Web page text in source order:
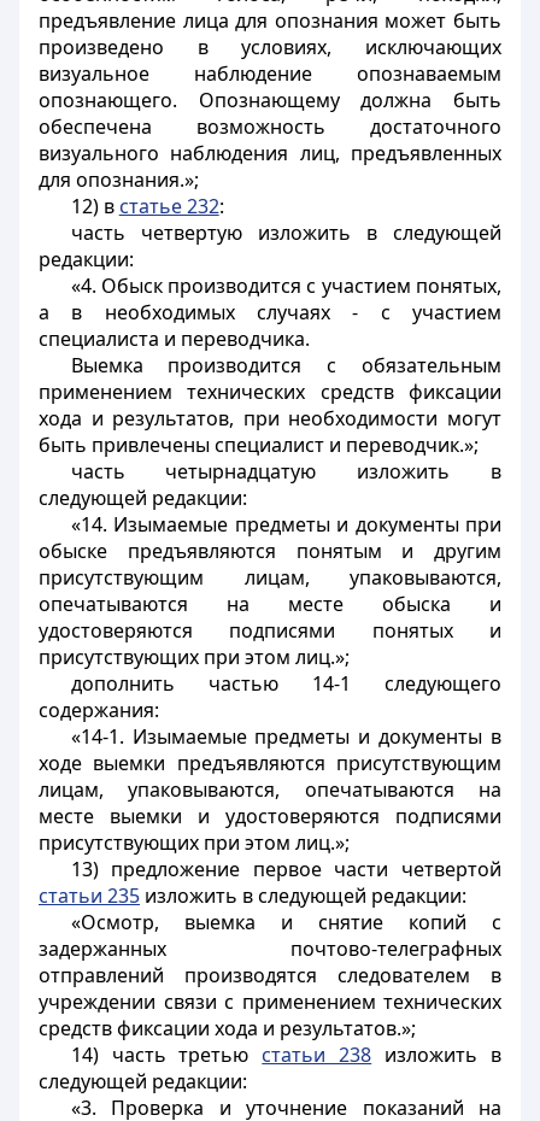
предъявление лица для опознания может быть
произведено в условиях, исключающих
визуальное наблюдение опознаваемым
опознающего. Опознающему должна быть
обеспечена возможность достаточного
визуального наблюдения лиц, предъявленных
для опознания.»;
12) в статье 232:
часть четвертую изложить в следующей
редакции:
«4. Обыск производится с участием понятых,
а в необходимых случаях - с участием
специалиста и переводчика.
Выемка производится с обязательным
применением технических средств фиксации
хода и результатов, при необходимости могут
быть привлечены специалист и переводчик.»;
часть четырнадцатую изложить в
следующей редакции:
«14. Изымаемые предметы и документы при
обыске предъявляются понятым и другим
присутствующим лицам, упаковываются,
опечатываются на месте обыска и
удостоверяются подписями понятых и
присутствующих при этом лиц.»;
дополнить частью 14-1 следующего
содержания:
«14-1. Изымаемые предметы и документы в
ходе выемки предъявляются присутствующим
лицам, упаковываются, опечатываются на
месте выемки и удостоверяются подписями
присутствующих при этом лиц.»;
13) предложение первое части четвертой
статьи 235 изложить в следующей редакции:
«Осмотр, выемка и снятие копий с
задержанных почтово-телеграфных
отправлений производятся следователем в
учреждении связи с применением технических
средств фиксации хода и результатов.»;
14) часть третью статьи 238 изложить в
следующей редакции:
«3. Проверка и уточнение показаний на